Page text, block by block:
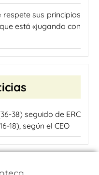
sus principios
está «jugando con
38) seguido de ERC
18), según el CEO